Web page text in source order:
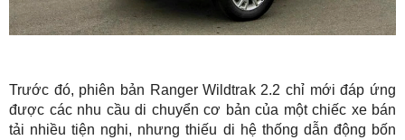
Trước đó, phiên bản Ranger Wildtrak 2.2 chỉ mới đáp ứng
được các nhu cầu di chuyển cơ bản của một chiếc xe bán
tải nhiều tiện nghi, nhưng thiếu di hệ thống dẫn động bốn